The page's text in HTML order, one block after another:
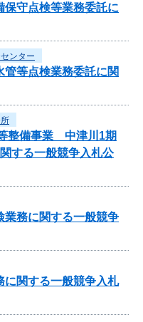
保守点検等業務委託に
ンター
等点検業務委託に関
整備事業 中津川1期
する一般競争入札公
業務に関する一般競争
に関する一般競争入札